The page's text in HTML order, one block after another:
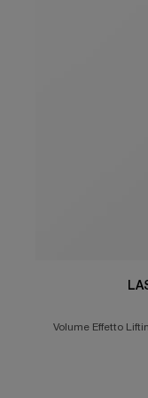
Volume Effetto